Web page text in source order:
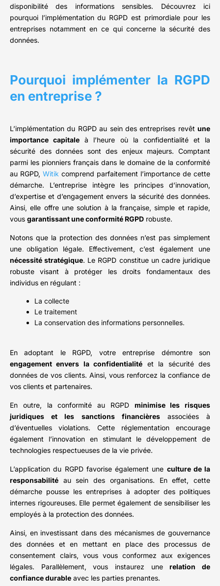
disponibilité des informations sensibles. Découvrez ici
pourquoi l’implémentation du RGPD est primordiale pour les
entreprises notamment en ce qui concerne la sécurité des
données.
Pourquoi implémenter la RGPD
en entreprise ?
L’implémentation du RGPD au sein des entreprises revêt une
importance capitale à l’heure où la confidentialité et la
sécurité des données sont des enjeux majeurs. Comptant
parmi les pionniers français dans le domaine de la conformité
au RGPD, Witik comprend parfaitement l’importance de cette
démarche. L’entreprise intègre les principes d’innovation,
d’expertise et d’engagement envers la sécurité des données.
Ainsi, elle offre une solution à la française, simple et rapide,
vous garantissant une conformité RGPD robuste.
Notons que la protection des données n’est pas simplement
une obligation légale. Effectivement, c’est également une
nécessité stratégique. Le RGPD constitue un cadre juridique
robuste visant à protéger les droits fondamentaux des
individus en régulant :
La collecte
Le traitement
La conservation des informations personnelles.
En adoptant le RGPD, votre entreprise démontre son
engagement envers la confidentialité et la sécurité des
données de vos clients. Ainsi, vous renforcez la confiance de
vos clients et partenaires.
En outre, la conformité au RGPD minimise les risques
juridiques et les sanctions financièresassociées à
d’éventuelles violations. Cette réglementation encourage
également l’innovation en stimulant le développement de
technologies respectueuses de la vie privée.
L’application du RGPD favorise également une culture de la
responsabilité au sein des organisations. En effet, cette
démarche pousse les entreprises à adopter des politiques
internes rigoureuses. Elle permet également de sensibiliser les
employés à la protection des données.
Ainsi, en investissant dans des mécanismes de gouvernance
des données et en mettant en place des processus de
consentement clairs, vous vous conformez aux exigences
légales. Parallèlement, vous instaurez unerelation de
confiance durable avec les parties prenantes.